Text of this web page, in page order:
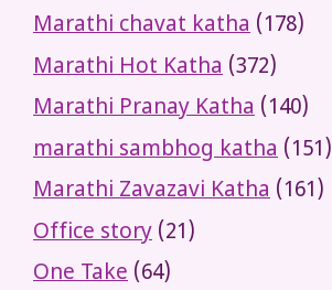
Marathi chavat katha (178)
Marathi Hot Katha (372)
Marathi Pranay Katha (140)
marathi sambhog katha (151)
Marathi Zavazavi Katha (161)
Office story (21)
One Take (64)